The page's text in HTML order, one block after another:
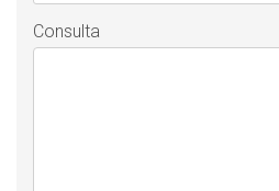
Consulta